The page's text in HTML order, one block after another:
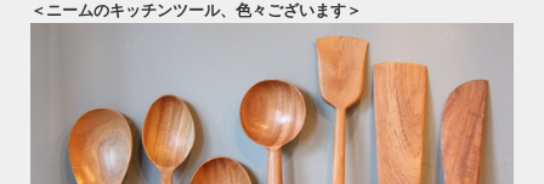
＜ニームのキッチンツール、色々ございます＞